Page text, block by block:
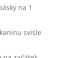
na 1
svisle